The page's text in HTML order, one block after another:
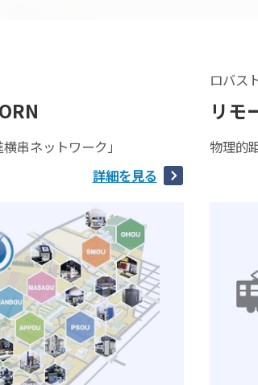
串ネットワーク」
詳細を見る
ロバス
リモ
物理的